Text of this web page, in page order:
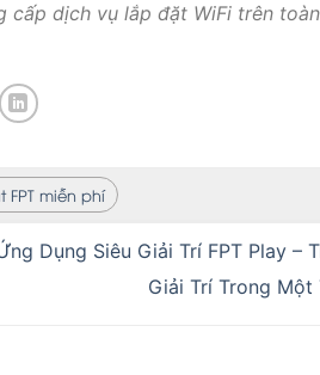
dịch vụ lắp đặt WiFi trên
miễn phí
Dụng Siêu Giải Trí FPT Play –
Giải Trí Trong Một